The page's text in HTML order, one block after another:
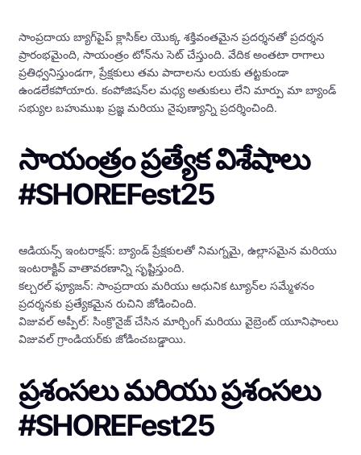
సాంప్రదాయ బ్యాగ్‌పైప్ క్లాసిక్‌ల యొక్క శక్తివంతమైన ప్రదర్శనతో ప్రదర్శన
ప్రారంభమైంది, సాయంత్రం టోన్‌ను సెట్ చేస్తుంది. వేదిక అంతటా రాగాలు
ప్రతిధ్వనిస్తుండగా, ప్రేక్షకులు తమ పాదాలను లయకు తట్టకుండా
ఉండలేకపోయారు. కంపోజిషన్‌ల మధ్య అతుకులు లేని మార్పు మా బ్యాండ్
సభ్యుల బహుముఖ ప్రజ్ఞ మరియు నైపుణ్యాన్ని ప్రదర్శించింది.
సాయంత్రం ప్రత్యేక విశేషాలు
#SHOREFest25
ఆడియన్స్ ఇంటరాక్షన్: బ్యాండ్ ప్రేక్షకులతో నిమగ్నమై, ఉల్లాసమైన మరియు
ఇంటరాక్టివ్ వాతావరణాన్ని సృష్టిస్తుంది.
కల్చరల్ ఫ్యూజన్: సాంప్రదాయ మరియు ఆధునిక ట్యూన్‌ల సమ్మేళనం
ప్రదర్శనకు ప్రత్యేకమైన రుచిని జోడించింది.
విజువల్ అప్పీల్: సింక్రొనైజ్ చేసిన మార్చింగ్ మరియు వైబ్రెంట్ యూనిఫాంలు
విజువల్ గ్రాండియర్‌కు జోడించబడ్డాయి.
ప్రశంసలు మరియు ప్రశంసలు
#SHOREFest25